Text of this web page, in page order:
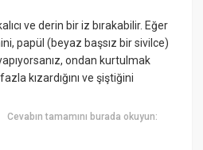
ve derin bir iz bırakabilir. Eğer
papül (beyaz başsız bir sivilce)
ondan kurtulmak
kızardığını ve şiştiğini
Cevabın tamamını burada okuyun: